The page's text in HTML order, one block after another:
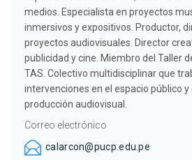
medios. Especialista en proyectos
inmersivos y expositivos. Productor,
proyectos audiovisuales. Director
publicidad y cine. Miembro del Taller
TAS. Colectivo multidisciplinar que
intervenciones en el espacio público
producción audiovisual.
Correo electrónico
calarcon@pucp.edu.pe